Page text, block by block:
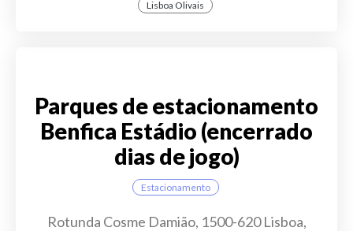
Lisboa Olivais
Parques de estacionamento
Benfica Estádio (encerrado
dias de jogo)
Estacionamento
Rotunda Cosme Damião, 1500-620 Lisboa,